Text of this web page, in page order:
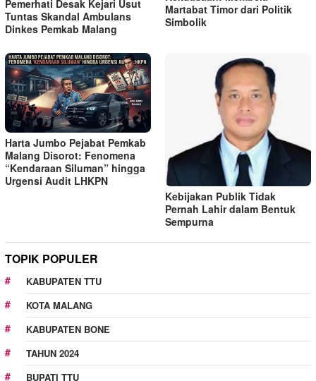
Pemerhati Desak Kejari Usut
Tuntas Skandal Ambulans
Dinkes Pemkab Malang
Martabat Timor dari Politik
Simbolik
Harta Jumbo Pejabat Pemkab
Malang Disorot: Fenomena
“Kendaraan Siluman” hingga
Urgensi Audit LHKPN
Kebijakan Publik Tidak
Pernah Lahir dalam Bentuk
Sempurna
TOPIK POPULER
KABUPATEN TTU
KOTA MALANG
KABUPATEN BONE
TAHUN 2024
BUPATI TTU